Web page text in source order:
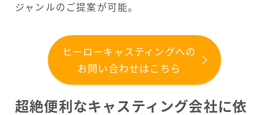
ジャンルのご提案が可能。
ヒーローキャスティングへの
お問い合わせはこちら
超絶便利なキャスティング会社に依